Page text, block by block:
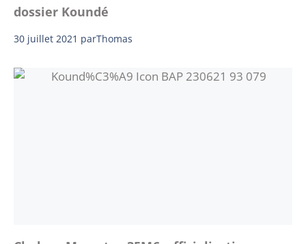
dossier Koundé
30 juillet 2021 parThomas